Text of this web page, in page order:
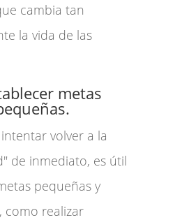
cambia tan
la vida de las
metas
volver a la
de inmediato, es útil
pequeñas y
como realizar